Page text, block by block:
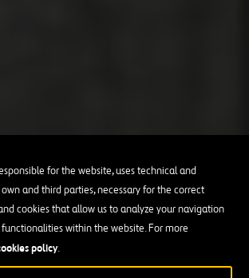
for the website, uses technical and
and third parties, necessary for the correct
cookies that allow us to analyze your navigation
within the website. For more
policy.